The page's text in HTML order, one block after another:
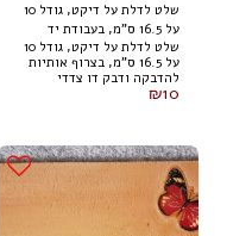
שלט לדלת על דיקט, גודל 10
על 16.5 ס"מ, בעבודת יד
שלט לדלת על דיקט, גודל 10
על 16.5 ס"מ, בצרוף אותיות
להדבקה ודבק דו צדדי
₪10